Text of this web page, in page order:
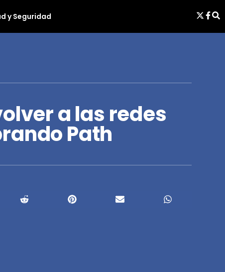
y Seguridad
a las redes
Path